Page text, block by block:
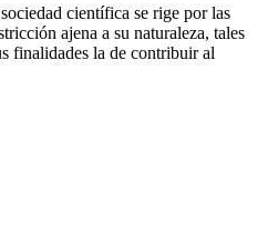
científica se rige por las
ajena a su naturaleza, tales
finalidades la de contribuir al